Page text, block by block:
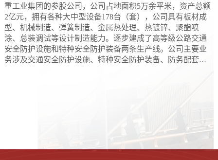
重工业集团的参股公司，公司占地面积5万余平米，资产总额
2亿元，拥有各种大中型设备178台（套），公司具有板材成
型、机械制造、弹簧制造、金属热处理、热镀锌、聚酯喷
涂、总装调试等设计制造能力。逐步建成了高等级公路交通
安全防护设施和特种安全防护装备两条生产线。公司主要业
务涉及交通安全防护设施、特种安全防护装备、防务配套产